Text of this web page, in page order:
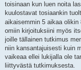
toisinaan kun luen noita
kuulostavat tosiaankin
aikaisemmin 5 aikaa olikin
omiin kirjoituksiini myös
joille tällainen tutkimus
niin kansantajuisesti kuin
vaikeaa ellei lukijalla ole
liittyvästä tutkimuksesta.